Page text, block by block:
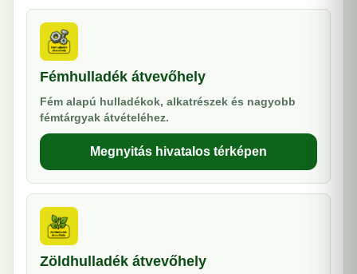
Fémhulladék átvevőhely
Fém alapú hulladékok, alkatrészek és nagyobb
fémtárgyak átvételéhez.
Megnyitás hivatalos térképen
Zöldhulladék átvevőhely